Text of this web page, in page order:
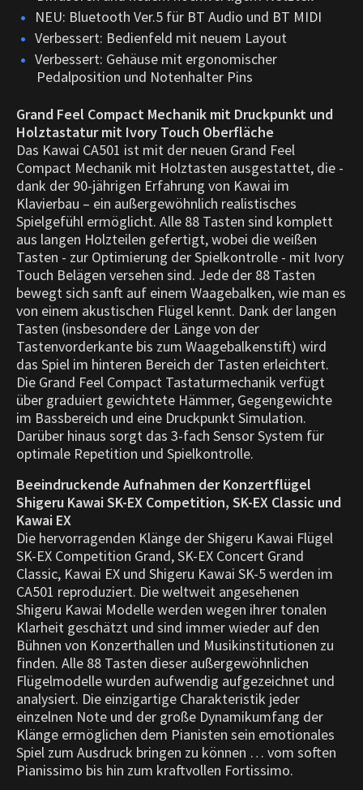
NEU: Bluetooth Ver.5 für BT Audio und BT MIDI
Verbessert: Bedienfeld mit neuem Layout
Verbessert: Gehäuse mit ergonomischer
Pedalposition und Notenhalter Pins
Grand Feel Compact Mechanik mit Druckpunkt und
Holztastatur mit Ivory Touch Oberfläche
Das Kawai CA501 ist mit der neuen Grand Feel
Compact Mechanik mit Holztasten ausgestattet, die -
dank der 90-jährigen Erfahrung von Kawai im
Klavierbau – ein außergewöhnlich realistisches
Spielgefühl ermöglicht. Alle 88 Tasten sind komplett
aus langen Holzteilen gefertigt, wobei die weißen
Tasten - zur Optimierung der Spielkontrolle - mit Ivory
Touch Belägen versehen sind. Jede der 88 Tasten
bewegt sich sanft auf einem Waagebalken, wie man es
von einem akustischen Flügel kennt. Dank der langen
Tasten (insbesondere der Länge von der
Tastenvorderkante bis zum Waagebalkenstift) wird
das Spiel im hinteren Bereich der Tasten erleichtert.
Die Grand Feel Compact Tastaturmechanik verfügt
über graduiert gewichtete Hämmer, Gegengewichte
im Bassbereich und eine Druckpunkt Simulation.
Darüber hinaus sorgt das 3-fach Sensor System für
optimale Repetition und Spielkontrolle.
Beeindruckende Aufnahmen der Konzertflügel
Shigeru Kawai SK-EX Competition, SK-EX Classic und
Kawai EX
Die hervorragenden Klänge der Shigeru Kawai Flügel
SK-EX Competition Grand, SK-EX Concert Grand
Classic, Kawai EX und Shigeru Kawai SK-5 werden im
CA501 reproduziert. Die weltweit angesehenen
Shigeru Kawai Modelle werden wegen ihrer tonalen
Klarheit geschätzt und sind immer wieder auf den
Bühnen von Konzerthallen und Musikinstitutionen zu
finden. Alle 88 Tasten dieser außergewöhnlichen
Flügelmodelle wurden aufwendig aufgezeichnet und
analysiert. Die einzigartige Charakteristik jeder
einzelnen Note und der große Dynamikumfang der
Klänge ermöglichen dem Pianisten sein emotionales
Spiel zum Ausdruck bringen zu können … vom soften
Pianissimo bis hin zum kraftvollen Fortissimo.